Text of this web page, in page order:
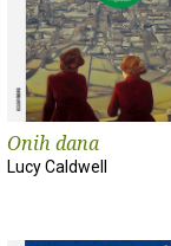
Onih dana
Lucy Caldwell